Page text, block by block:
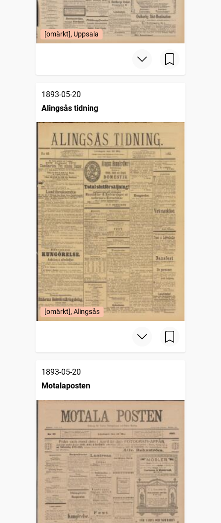
[omärkt], Uppsala
1893-05-20
Alingsås tidning
[omärkt], Alingsås
1893-05-20
Motalaposten